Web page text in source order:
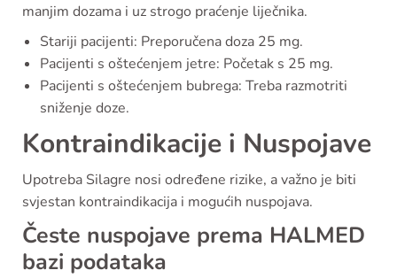
manjim dozama i uz strogo praćenje liječnika.
Stariji pacijenti: Preporučena doza 25 mg.
Pacijenti s oštećenjem jetre: Početak s 25 mg.
Pacijenti s oštećenjem bubrega: Treba razmotriti
sniženje doze.
Kontraindikacije i Nuspojave
Upotreba Silagre nosi određene rizike, a važno je biti
svjestan kontraindikacija i mogućih nuspojava.
Česte nuspojave prema HALMED
bazi podataka